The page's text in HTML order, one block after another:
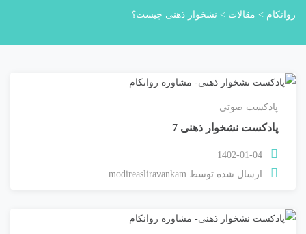
روانکام > مقالات > نشخوار ذهنی چیست؟
پادکست صوتی
پادکست نشخوار ذهنی 7
ارسال شده توسط modireasliravankam